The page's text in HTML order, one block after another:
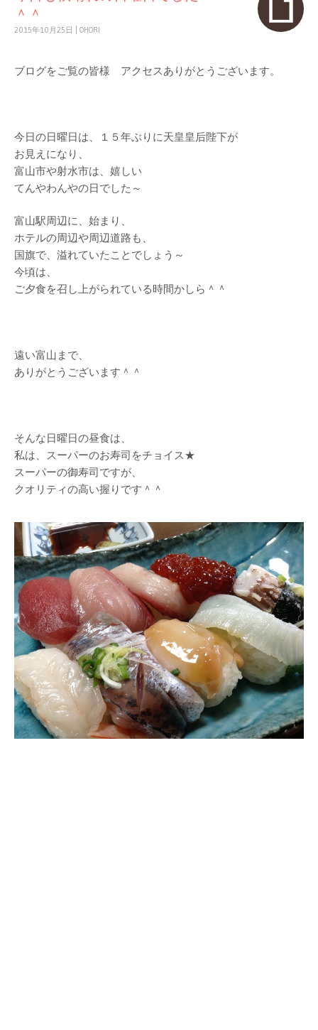
＾＾
2015年10月25日 OHORI
ブログをご覧の皆様 アクセスありがとうございます。
今日の日曜日は、１５年ぶりに天皇皇后陛下が
お見えになり、
富山市や射水市は、嬉しい
てんやわんやの日でした～
富山駅周辺に、始まり、
ホテルの周辺や周辺道路も、
国旗で、溢れていたことでしょう～
今頃は、
ご夕食を召し上がられている時間かしら＾＾
遠い富山まで、
ありがとうございます＾＾
そんな日曜日の昼食は、
私は、スーパーのお寿司をチョイス★
スーパーの御寿司ですが、
クオリティの高い握りです＾＾